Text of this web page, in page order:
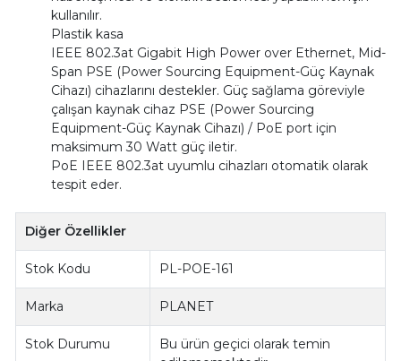
kullanılır.
Plastik kasa
IEEE 802.3at Gigabit High Power over Ethernet, Mid-
Span PSE (Power Sourcing Equipment-Güç Kaynak
Cihazı) cihazlarını destekler. Güç sağlama göreviyle
çalışan kaynak cihaz PSE (Power Sourcing
Equipment-Güç Kaynak Cihazı) / PoE port için
maksimum 30 Watt güç iletir.
PoE IEEE 802.3at uyumlu cihazları otomatik olarak
tespit eder.
Diğer Özellikler
Stok Kodu PL-POE-161
Marka PLANET
Stok Durumu
Bu ürün geçici olarak temin